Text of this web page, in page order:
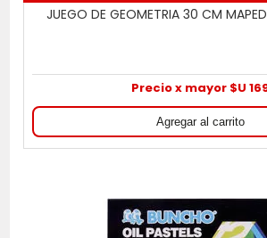
JUEGO DE GEOMETRIA 30 CM
Precio x mayor $U